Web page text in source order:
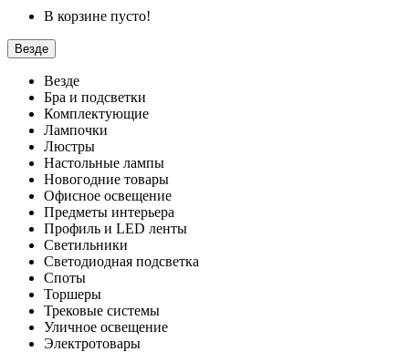
В корзине пусто!
Везде
Везде
Бра и подсветки
Комплектующие
Лампочки
Люстры
Настольные лампы
Новогодние товары
Офисное освещение
Предметы интерьера
Профиль и LED ленты
Светильники
Светодиодная подсветка
Споты
Торшеры
Трековые системы
Уличное освещение
Электротовары